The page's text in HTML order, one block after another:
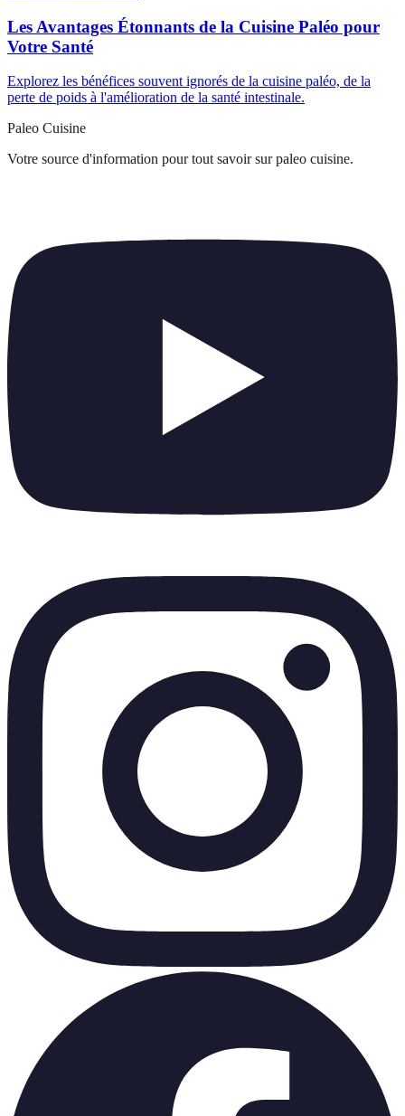
Les Avantages Étonnants de la Cuisine Paléo pour
Votre Santé
Explorez les bénéfices souvent ignorés de la cuisine paléo, de la
perte de poids à l'amélioration de la santé intestinale.
Paleo Cuisine
Votre source d'information pour tout savoir sur paleo cuisine.